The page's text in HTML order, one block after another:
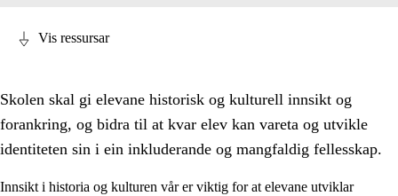
Vis ressursar
Skolen skal gi elevane historisk og kulturell innsikt og
forankring, og bidra til at kvar elev kan vareta og utvikle
identiteten sin i ein inkluderande og mangfaldig fellesskap.
Innsikt i historia og kulturen vår er viktig for at elevane utviklar